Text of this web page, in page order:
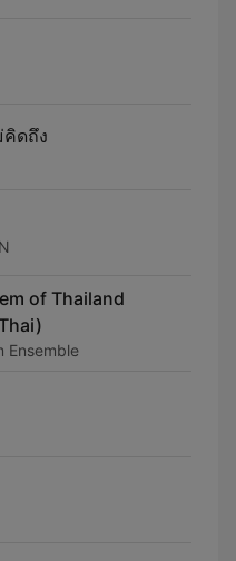
ดถึง
of Thailand
Ensemble